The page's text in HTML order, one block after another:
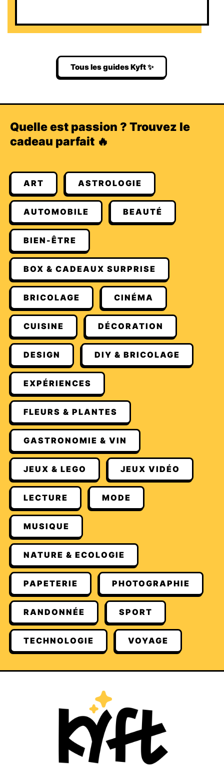
Tous les guides Kyft ✨
Quelle est passion ? Trouvez le
cadeau parfait 🔥
ART ASTROLOGIE
AUTOMOBILE BEAUTÉ
BIEN-ÊTRE
BOX & CADEAUX SURPRISE
BRICOLAGE CINÉMA
CUISINE DÉCORATION
DESIGN DIY & BRICOLAGE
EXPÉRIENCES
FLEURS & PLANTES
GASTRONOMIE & VIN
JEUX & LEGO JEUX VIDÉO
LECTURE MODE
MUSIQUE
NATURE & ECOLOGIE
PAPETERIE PHOTOGRAPHIE
RANDONNÉE SPORT
TECHNOLOGIE VOYAGE